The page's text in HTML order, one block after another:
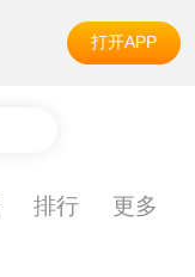
打开APP
排行 更多